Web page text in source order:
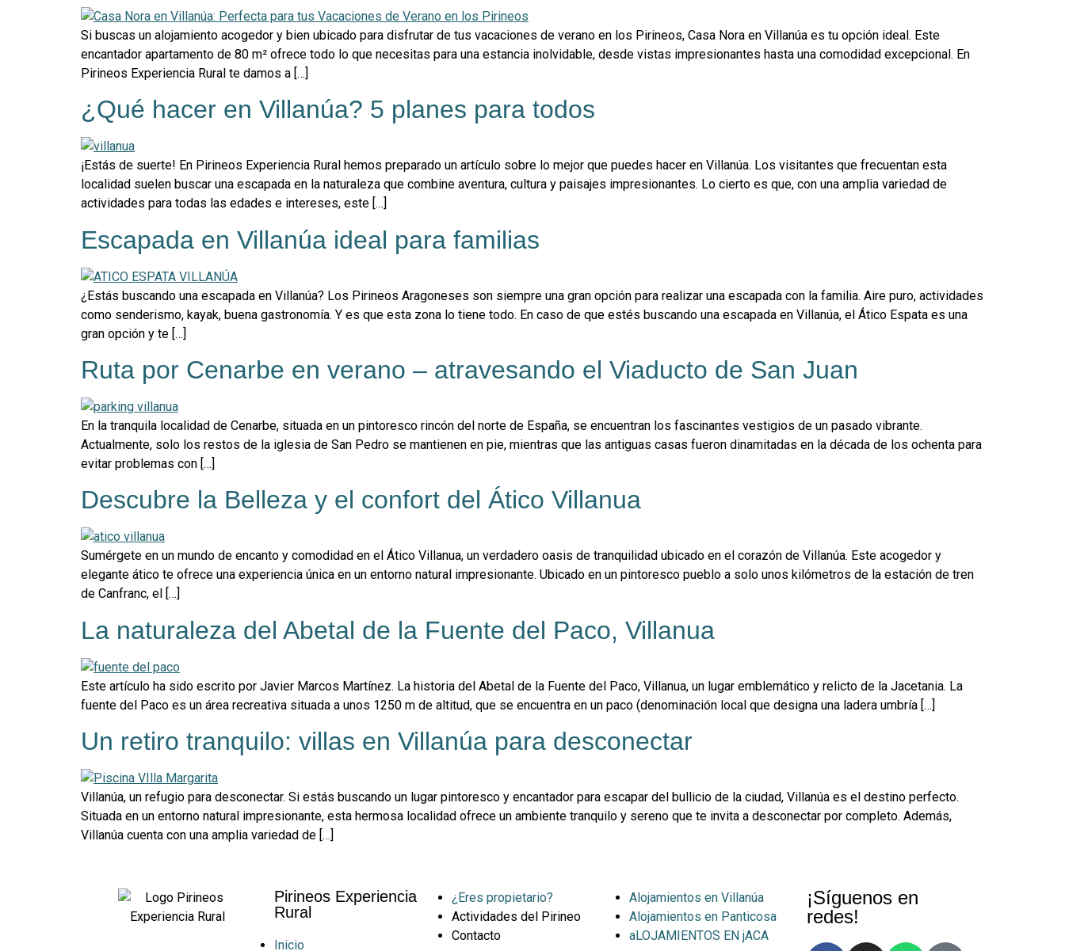
Si buscas un alojamiento acogedor y bien ubicado para disfrutar de tus vacaciones de verano en los Pirineos, Casa Nora en Villanúa es tu opción ideal. Este
encantador apartamento de 80 m² ofrece todo lo que necesitas para una estancia inolvidable, desde vistas impresionantes hasta una comodidad excepcional. En
Pirineos Experiencia Rural te damos a […]
¿Qué hacer en Villanúa? 5 planes para todos
¡Estás de suerte! En Pirineos Experiencia Rural hemos preparado un artículo sobre lo mejor que puedes hacer en Villanúa. Los visitantes que frecuentan esta
localidad suelen buscar una escapada en la naturaleza que combine aventura, cultura y paisajes impresionantes. Lo cierto es que, con una amplia variedad de
actividades para todas las edades e intereses, este […]
Escapada en Villanúa ideal para familias
¿Estás buscando una escapada en Villanúa? Los Pirineos Aragoneses son siempre una gran opción para realizar una escapada con la familia. Aire puro, actividades
como senderismo, kayak, buena gastronomía. Y es que esta zona lo tiene todo. En caso de que estés buscando una escapada en Villanúa, el Ático Espata es una
gran opción y te […]
Ruta por Cenarbe en verano – atravesando el Viaducto de San Juan
En la tranquila localidad de Cenarbe, situada en un pintoresco rincón del norte de España, se encuentran los fascinantes vestigios de un pasado vibrante.
Actualmente, solo los restos de la iglesia de San Pedro se mantienen en pie, mientras que las antiguas casas fueron dinamitadas en la década de los ochenta para
evitar problemas con […]
Descubre la Belleza y el confort del Ático Villanua
Sumérgete en un mundo de encanto y comodidad en el Ático Villanua, un verdadero oasis de tranquilidad ubicado en el corazón de Villanúa. Este acogedor y
elegante ático te ofrece una experiencia única en un entorno natural impresionante. Ubicado en un pintoresco pueblo a solo unos kilómetros de la estación de tren
de Canfranc, el […]
La naturaleza del Abetal de la Fuente del Paco, Villanua
Este artículo ha sido escrito por Javier Marcos Martínez. La historia del Abetal de la Fuente del Paco, Villanua, un lugar emblemático y relicto de la Jacetania. La
fuente del Paco es un área recreativa situada a unos 1250 m de altitud, que se encuentra en un paco (denominación local que designa una ladera umbría […]
Un retiro tranquilo: villas en Villanúa para desconectar
Villanúa, un refugio para desconectar. Si estás buscando un lugar pintoresco y encantador para escapar del bullicio de la ciudad, Villanúa es el destino perfecto.
Situada en un entorno natural impresionante, esta hermosa localidad ofrece un ambiente tranquilo y sereno que te invita a desconectar por completo. Además,
Villanúa cuenta con una amplia variedad de […]
Pirineos Experiencia
Rural
Inicio
¿Eres propietario?
Actividades del Pirineo
Contacto
Alojamientos en Villanúa
Alojamientos en Panticosa
aLOJAMIENTOS EN jACA
¡Síguenos en
redes!